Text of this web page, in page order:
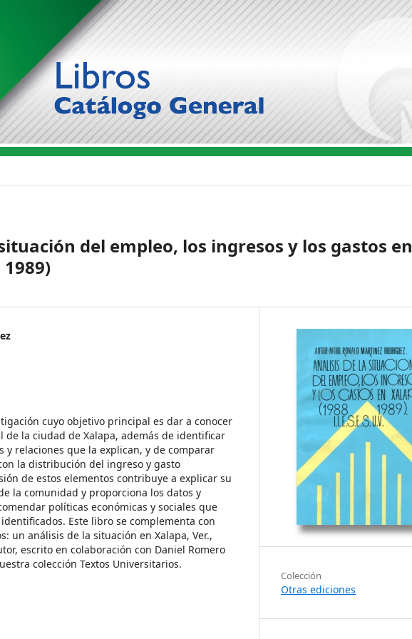
del empleo, los ingresos y los gastos en
cuyo objetivo principal es dar a conocer
de la ciudad de Xalapa, además de identificar
y relaciones que la explican, y de comparar
la distribución del ingreso y gasto
de estos elementos contribuye a explicar su
la comunidad y proporciona los datos y
políticas económicas y sociales que
Este libro se complementa con
un análisis de la situación en Xalapa, Ver.,
escrito en colaboración con Daniel Romero
colección Textos Universitarios.
Colección
Otras ediciones